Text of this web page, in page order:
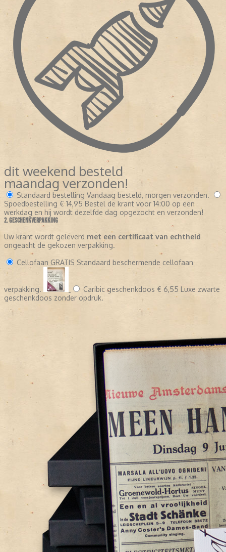
dit weekend besteld
maandag verzonden!
Standaard bestelling Vandaag besteld, morgen verzonden.
Spoedbestelling € 14,95 Bestel de krant voor 14:00 op een
werkdag en hij wordt dezelfde dag opgezocht en verzonden!
2. GESCHENKVERPAKKING
Uw krant wordt geleverd met een certificaat van echtheid
ongeacht de gekozen verpakking.
Cellofaan GRATIS Standaard beschermende cellofaan
verpakking. Caribic geschenkdoos € 6,55 Luxe zwarte
geschenkdoos zonder opdruk.